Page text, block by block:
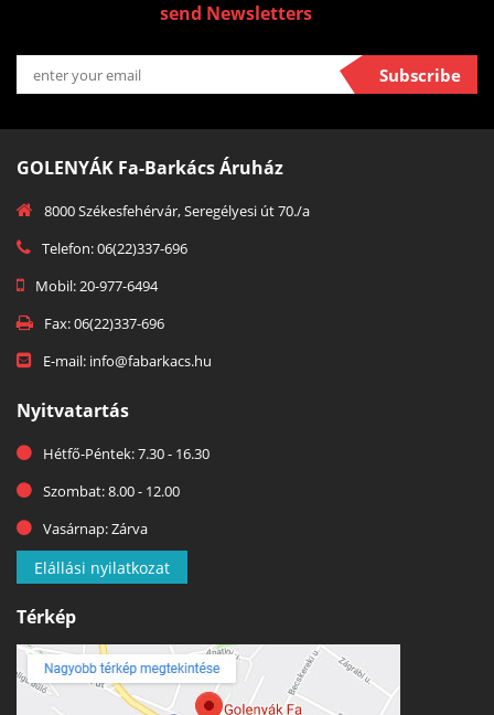
send Newsletters
Subscribe
GOLENYÁK Fa-Barkács Áruház
8000 Székesfehérvár, Seregélyesi út 70./a
Telefon: 06(22)337-696
Mobil: 20-977-6494
Fax: 06(22)337-696
E-mail: info@fabarkacs.hu
Nyitvatartás
Hétfő-Péntek: 7.30 - 16.30
Szombat: 8.00 - 12.00
Vasárnap: Zárva
Elállási nyilatkozat
Térkép